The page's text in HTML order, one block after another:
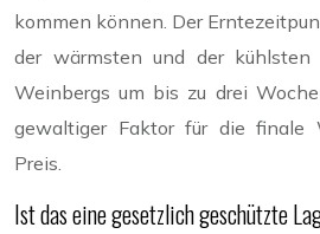
kommen können. Der
der wärmsten und der kühlsten
Weinbergs um bis zu drei
gewaltiger Faktor für die finale
Preis.
Ist das eine gesetzlich geschützte